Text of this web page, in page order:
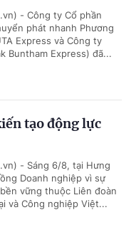
- Công ty Cổ phần
phát nhanh Phương
Express và Công ty
Buntham Express) đã...
tạo động lực
- Sáng 6/8, tại Hưng
Doanh nghiệp vì sự
vững thuộc Liên đoàn
và Công nghiệp Việt...